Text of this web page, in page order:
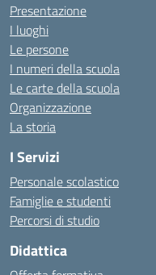
Presentazione
I luoghi
Le persone
I numeri della scuola
Le carte della scuola
Organizzazione
La storia
I Servizi
Personale scolastico
Famiglie e studenti
Percorsi di studio
Didattica